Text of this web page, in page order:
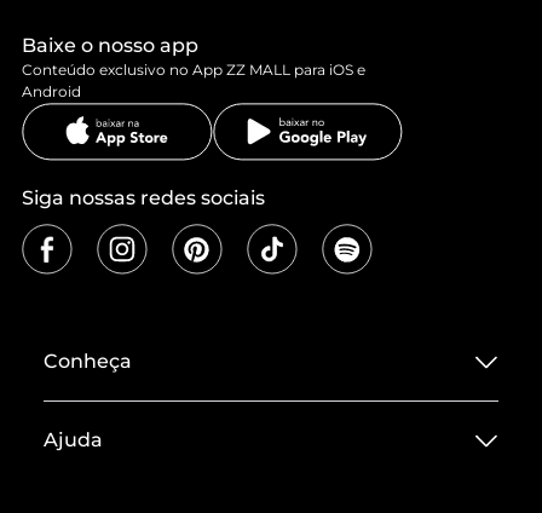
Baixe o nosso app
Conteúdo exclusivo no App ZZ MALL para iOS e
Android
Siga nossas redes sociais
Conheça
Termos de Uso
Ajuda